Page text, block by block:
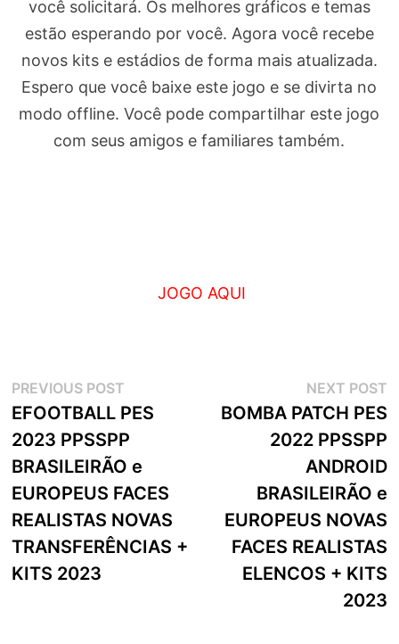
você solicitará. Os melhores gráficos e temas
estão esperando por você. Agora você recebe
novos kits e estádios de forma mais atualizada.
Espero que você baixe este jogo e se divirta no
modo offline. Você pode compartilhar este jogo
com seus amigos e familiares também.
JOGO AQUI
Navegação
de
artigos
PREVIOUS POSTPrevious
post:
EFOOTBALL PES
2023 PPSSPP
BRASILEIRÃO e
EUROPEUS FACES
REALISTAS NOVAS
TRANSFERÊNCIAS +
KITS 2023
NEXT POST
BOMBA PATCH PES
2022 PPSSPP
ANDROID
BRASILEIRÃO e
EUROPEUS NOVAS
FACES REALISTAS
ELENCOS + KITS
2023